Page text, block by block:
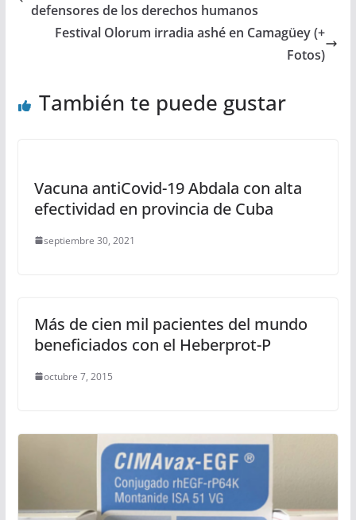
defensores de los derechos humanos
Festival Olorum irradia ashé en Camagüey (+
Fotos)
También te puede gustar
Vacuna antiCovid-19 Abdala con alta
efectividad en provincia de Cuba
septiembre 30, 2021
Más de cien mil pacientes del mundo
beneficiados con el Heberprot-P
octubre 7, 2015